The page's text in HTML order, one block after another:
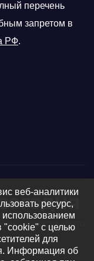
перечень
запретом в
РФ.
- новости, фото
веб-аналитики
ресурс,
использованием
"cookie" с целью
для
Информация об